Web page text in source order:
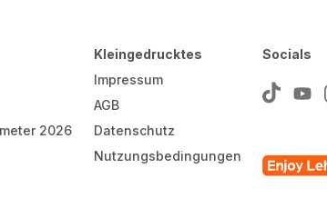
2026
Kleingedrucktes
Impressum
AGB
Datenschutz
Nutzungsbedingungen
Socials